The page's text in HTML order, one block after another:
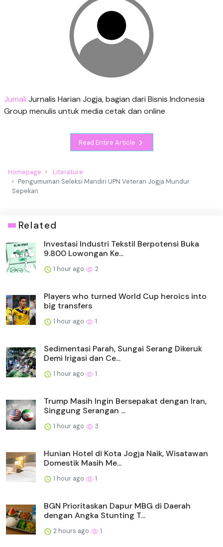
Jumali Jurnalis Harian Jogja, bagian dari Bisnis Indonesia
Group menulis untuk media cetak dan online
Read Entire Article
Homepage
Literature
Pengumuman Seleksi Mandiri UPN Veteran Jogja Mundur
Sepekan
Related
Investasi Industri Tekstil Berpotensi Buka
9.800 Lowongan Ke...
1 hour ago 2
Players who turned World Cup heroics into
big transfers
1 hour ago 1
Sedimentasi Parah, Sungai Serang Dikeruk
Demi Irigasi dan Ce...
1 hour ago 1
Trump Masih Ingin Bersepakat dengan Iran,
Singgung Serangan ...
1 hour ago 3
Hunian Hotel di Kota Jogja Naik, Wisatawan
Domestik Masih Me...
1 hour ago 1
BGN Prioritaskan Dapur MBG di Daerah
dengan Angka Stunting T...
2 hours ago 1